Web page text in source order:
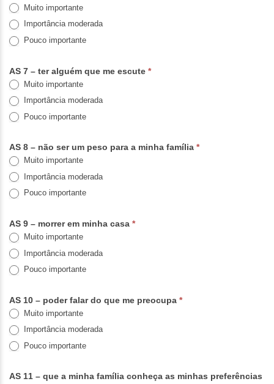
Muito importante
Importância moderada
Pouco importante
AS 7 – ter alguém que me escute *
Muito importante
Importância moderada
Pouco importante
AS 8 – não ser um peso para a minha família *
Muito importante
Importância moderada
Pouco importante
AS 9 – morrer em minha casa *
Muito importante
Importância moderada
Pouco importante
AS 10 – poder falar do que me preocupa *
Muito importante
Importância moderada
Pouco importante
AS 11 – que a minha família conheça as minhas preferências